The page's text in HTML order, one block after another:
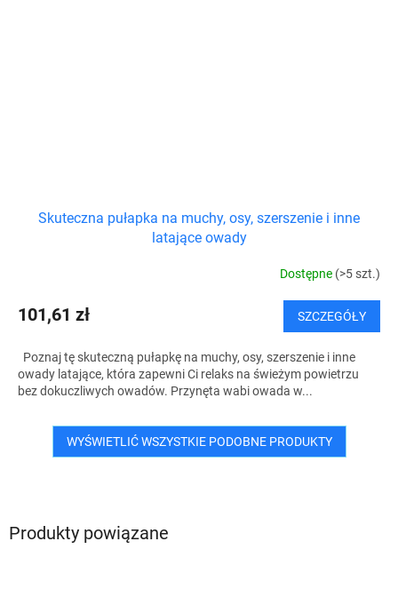
Produkty powiązane
Skuteczna pułapka na muchy, osy, szerszenie i inne
latające owady
Dostępne (>5 szt.)
101,61 zł SZCZEGÓŁY
Poznaj tę skuteczną pułapkę na muchy, osy, szerszenie i inne
owady latające, która zapewni Ci relaks na świeżym powietrzu
bez dokuczliwych owadów. Przynęta wabi owada w...
WYŚWIETLIĆ WSZYSTKIE PODOBNE PRODUKTY